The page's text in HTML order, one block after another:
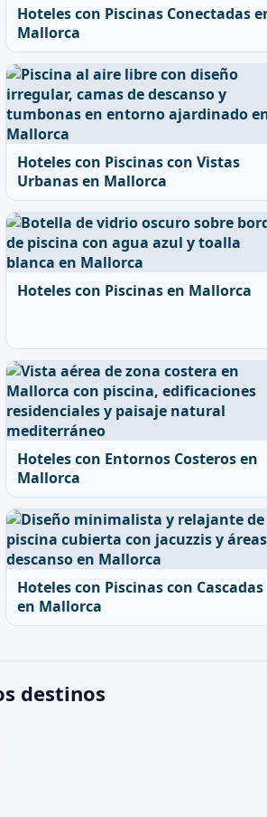
Hoteles con Piscinas Conectadas
Mallorca
Hoteles con Piscinas con Vistas
Urbanas en Mallorca
Hoteles con Piscinas en Mallorca
Hoteles con Entornos Costeros en
Mallorca
Hoteles con Piscinas con Cascadas
en Mallorca
destinos